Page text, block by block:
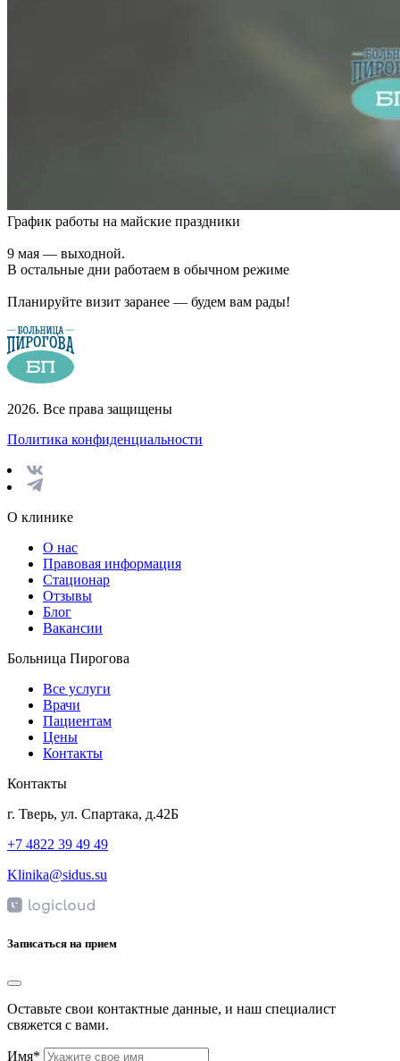
График работы на майские праздники
9 мая — выходной.
В остальные дни работаем в обычном режиме
Планируйте визит заранее — будем вам рады!
2026. Все права защищены
Политика конфиденциальности
О клинике
О нас
Правовая информация
Стационар
Отзывы
Блог
Вакансии
Больница Пирогова
Все услуги
Врачи
Пациентам
Цены
Контакты
Контакты
г. Тверь, ул. Спартака, д.42Б
+7 4822 39 49 49
Klinika@sidus.su
Записаться на прием
Оставьте свои контактные данные, и наш специалист
свяжется с вами.
Имя*